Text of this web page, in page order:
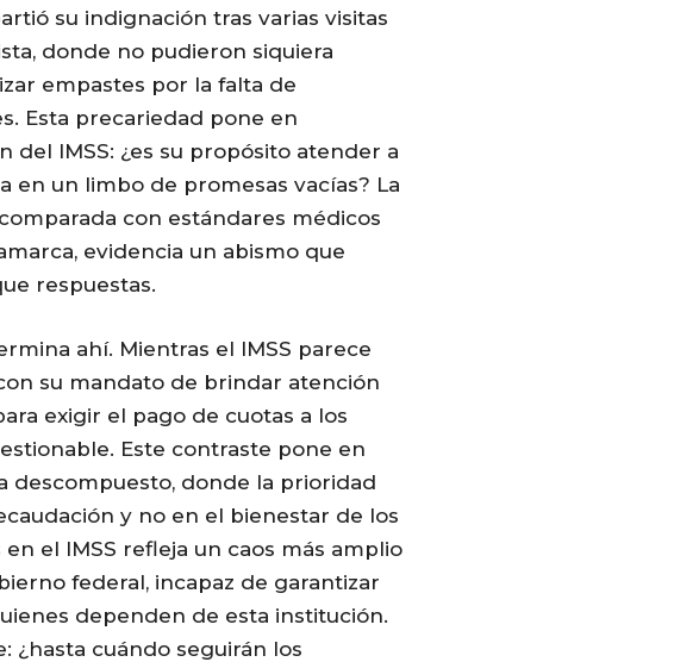
su indignación tras varias visitas
donde no pudieron siquiera
empastes por la falta de
Esta precariedad pone en
del IMSS: ¿es su propósito atender a
en un limbo de promesas vacías? La
con estándares médicos
evidencia un abismo que
respuestas.
ahí. Mientras el IMSS parece
su mandato de brindar atención
exigir el pago de cuotas a los
Este contraste pone en
descompuesto, donde la prioridad
y no en el bienestar de los
en el IMSS refleja un caos más amplio
federal, incapaz de garantizar
dependen de esta institución.
¿hasta cuándo seguirán los